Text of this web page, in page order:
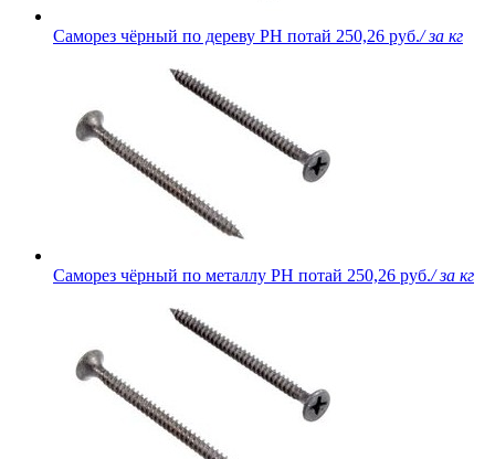
Саморез чёрный по дереву PH потай 250,26 руб./ за кг
Саморез чёрный по металлу PH потай 250,26 руб./ за кг